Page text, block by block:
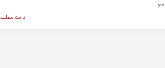
ادامه مطلب